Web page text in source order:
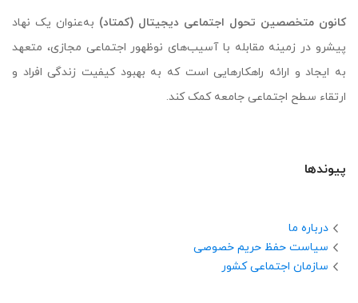
کانون متخصصین تحول اجتماعی دیجیتال (کمتاد) به‌عنوان یک نهاد
پیشرو در زمینه مقابله با آسیب‌های نوظهور اجتماعی مجازی، متعهد
به ایجاد و ارائه راهکارهایی است که به بهبود کیفیت زندگی افراد و
ارتقاء سطح اجتماعی جامعه کمک کند.
پیوندها
درباره ما
سیاست حفظ حریم خصوصی
سازمان اجتماعی کشور